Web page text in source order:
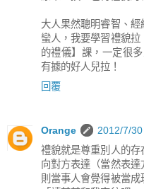
大人果然聰明睿智、
蠻人，我要學習禮貌
的禮儀】課，一定很
有據的好人兒拉！
回覆
Orange
2012/7/
禮貌就是尊重別人的
向對方表達（當然表
則當事人會覺得被當成